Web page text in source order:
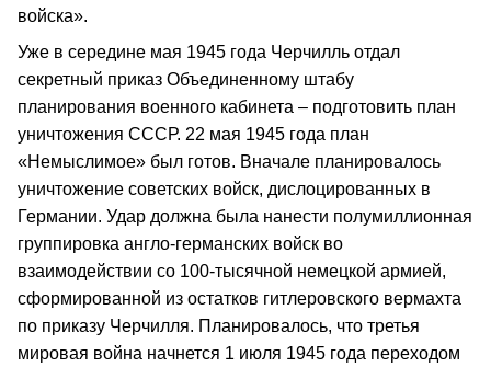
войска».
Уже в середине мая 1945 года Черчилль отдал
секретный приказ Объединенному штабу
планирования военного кабинета – подготовить план
уничтожения СССР. 22 мая 1945 года план
«Немыслимое» был готов. Вначале планировалось
уничтожение советских войск, дислоцированных в
Германии. Удар должна была нанести полумиллионная
группировка англо-германских войск во
взаимодействии со 100-тысячной немецкой армией,
сформированной из остатков гитлеровского вермахта
по приказу Черчилля. Планировалось, что третья
мировая война начнется 1 июля 1945 года переходом